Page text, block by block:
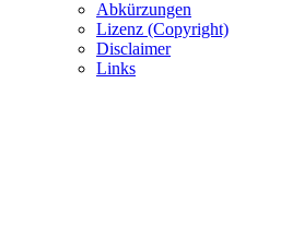
Abkürzungen
Lizenz (Copyright)
Disclaimer
Links